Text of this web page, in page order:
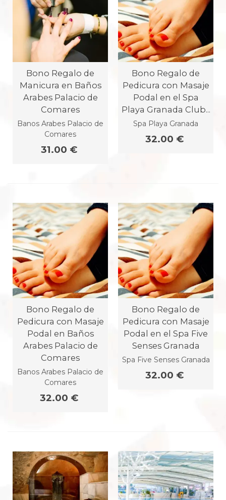
Bono Regalo de
Manicura en Baños
Arabes Palacio de
Comares
Banos Arabes Palacio de
Comares
31.00 €
Bono Regalo de
Pedicura con Masaje
Podal en el Spa
Playa Granada Club...
Spa Playa Granada
32.00 €
Bono Regalo de
Pedicura con Masaje
Podal en Baños
Arabes Palacio de
Comares
Banos Arabes Palacio de
Comares
32.00 €
Bono Regalo de
Pedicura con Masaje
Podal en el Spa Five
Senses Granada
Spa Five Senses Granada
32.00 €